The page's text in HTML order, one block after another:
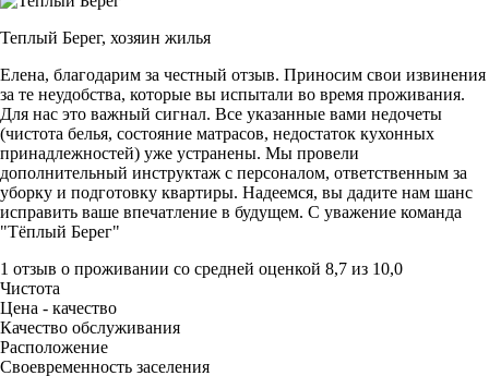
Теплый Берег, хозяин жилья
Елена, благодарим за честный отзыв. Приносим свои извинения
за те неудобства, которые вы испытали во время проживания.
Для нас это важный сигнал. Все указанные вами недочеты
(чистота белья, состояние матрасов, недостаток кухонных
принадлежностей) уже устранены. Мы провели
дополнительный инструктаж с персоналом, ответственным за
уборку и подготовку квартиры. Надеемся, вы дадите нам шанс
исправить ваше впечатление в будущем. С уважение команда
"Тёплый Берег"
1 отзыв о проживании со средней оценкой 8,7 из 10,0
Чистота
Цена - качество
Качество обслуживания
Расположение
Своевременность заселения